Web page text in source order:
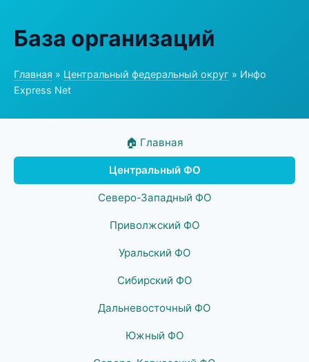
База организаций
Главная » Центральный федеральный округ » Инфо
Express Net
🏠 Главная
Центральный ФО
Северо-Западный ФО
Приволжский ФО
Уральский ФО
Сибирский ФО
Дальневосточный ФО
Южный ФО